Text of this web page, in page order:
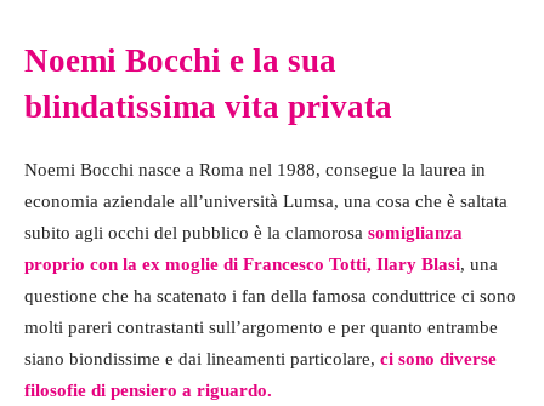
Noemi Bocchi e la sua
blindatissima vita privata
Noemi Bocchi nasce a Roma nel 1988, consegue la laurea in
economia aziendale all’università Lumsa, una cosa che è saltata
subito agli occhi del pubblico è la clamorosa somiglianza
proprio con la ex moglie di Francesco Totti, Ilary Blasi, una
questione che ha scatenato i fan della famosa conduttrice ci sono
molti pareri contrastanti sull’argomento e per quanto entrambe
siano biondissime e dai lineamenti particolare, ci sono diverse
filosofie di pensiero a riguardo.